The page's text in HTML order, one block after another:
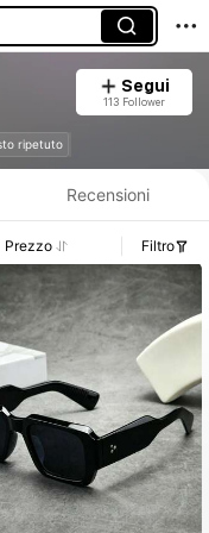
Segui
113 Follower
ripetuto
Recensioni
Prezzo Filtro